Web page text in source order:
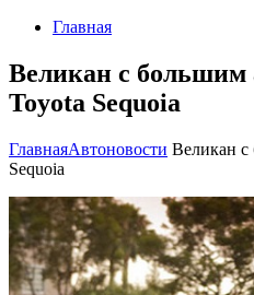
Главная
Великан с большим
Toyota Sequoia
ГлавнаяАвтоновости Великан с
Sequoia